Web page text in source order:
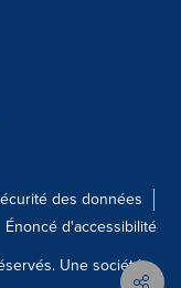
des données
Énoncé d'accessibilité
Une société